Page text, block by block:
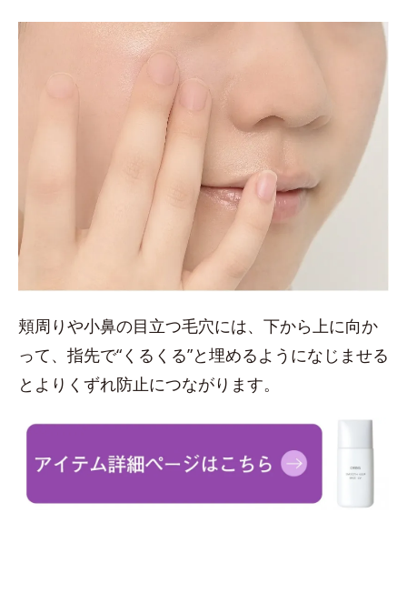
頬周りや小鼻の目立つ毛穴には、下から上に向か
って、指先で“くるくる”と埋めるようになじませる
とよりくずれ防止につながります。